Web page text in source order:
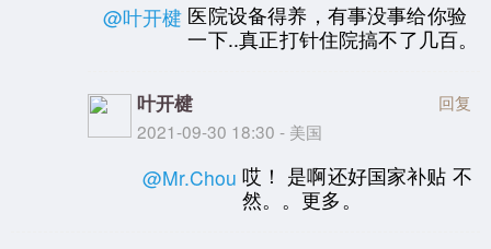
@叶开楗 医院设备得养，有事没事给你验
一下..真正打针住院搞不了几百。
叶开楗
2021-09-30 18:30 - 美国
回复
@Mr.Chou 哎！ 是啊还好国家补贴 不
然。。更多。